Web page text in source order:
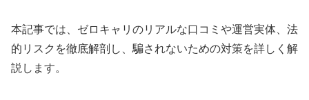
本記事では、ゼロキャリのリアルな口コミや運営実体、法
的リスクを徹底解剖し、騙されないための対策を詳しく解
説します。